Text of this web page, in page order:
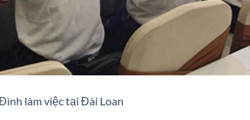
làm việc tại Đài Loan